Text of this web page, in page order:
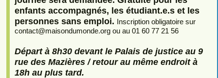
enfants accompagnés, les étudiant.e.s et les
personnes sans emploi. Inscription obligatoire sur
contact@maisondumonde.org ou au 01 60 77 21 56
Départ à 8h30 devant le Palais de justice au 9
rue des Mazières / retour au même endroit à
18h au plus tard.